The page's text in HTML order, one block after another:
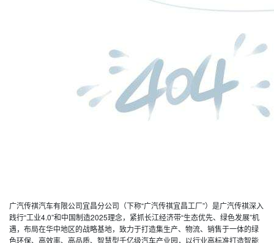
广汽传祺汽车有限公司宜昌分公司（下称“广汽传祺宜昌工厂”）是广汽传祺深入
践行“工业4.0”和中国制造2025理念，紧抓长江经济带“生态优先、绿色发展”机
遇，布局在华中地区的战略基地，致力于打造集生产、物流、销售于一体的绿
色环保、高效率、高品质、智慧型千亿级汽车产业园，以行业高标准打造智能